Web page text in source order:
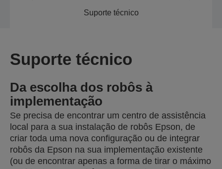
Suporte técnico
Suporte técnico
Da escolha dos robôs à
implementação
Se precisa de encontrar um centro de assistência
local para a sua instalação de robôs Epson, de
criar toda uma nova configuração ou de integrar
robôs da Epson na sua implementação existente
(ou de encontrar apenas a forma de tirar o máximo